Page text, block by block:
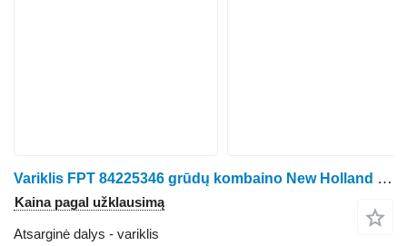
Variklis FPT 84225346 grūdų kombaino New Holland CSX 7080
Kaina pagal užklausimą
Atsarginė dalys - variklis